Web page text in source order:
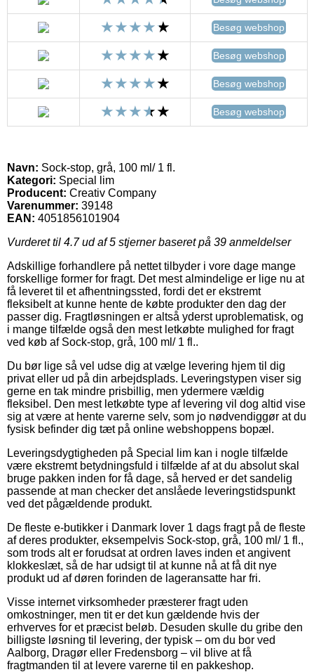
Besøg webshop
Besøg webshop
Besøg webshop
Besøg webshop
Navn: Sock-stop, grå, 100 ml/ 1 fl.
Kategori: Special lim
Producent: Creativ Company
Varenummer: 39148
EAN: 4051856101904
Vurderet til 4.7ud af 5 stjerner baseret på 39 anmeldelser
Adskillige forhandlere på nettet tilbyder i vore dage mange
forskellige former for fragt. Det mest almindelige er lige nu at
få leveret til et afhentningssted, fordi det er ekstremt
fleksibelt at kunne hente de købte produkter den dag der
passer dig. Fragtløsningen er altså yderst uproblematisk, og
i mange tilfælde også den mest letkøbte mulighed for fragt
ved køb af Sock-stop, grå, 100 ml/ 1 fl..
Du bør lige så vel udse dig at vælge levering hjem til dig
privat eller ud på din arbejdsplads. Leveringstypen viser sig
gerne en tak mindre prisbillig, men ydermere vældig
fleksibel. Den mest letkøbte type af levering vil dog altid vise
sig at være at hente varerne selv, som jo nødvendiggør at du
fysisk befinder dig tæt på online webshoppens bopæl.
Leveringsdygtigheden på Special lim kan i nogle tilfælde
være ekstremt betydningsfuld i tilfælde af at du absolut skal
bruge pakken inden for få dage, så herved er det sandelig
passende at man checker det anslåede leveringstidspunkt
ved det pågældende produkt.
De fleste e-butikker i Danmark lover 1 dags fragt på de fleste
af deres produkter, eksempelvis Sock-stop, grå, 100 ml/ 1 fl.,
som trods alt er forudsat at ordren laves inden et angivent
klokkeslæt, så de har udsigt til at kunne nå at få dit nye
produkt ud af døren forinden de lageransatte har fri.
Visse internet virksomheder præsterer fragt uden
omkostninger, men tit er det kun gældende hvis der
erhverves for et præcist beløb. Desuden skulle du gribe den
billigste løsning til levering, der typisk – om du bor ved
Aalborg, Dragør eller Fredensborg – vil blive at få
fragtmanden til at levere varerne til en pakkeshop.